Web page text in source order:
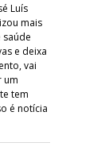
Luís
mais
saúde
e deixa
vai
um
tem
é notícia